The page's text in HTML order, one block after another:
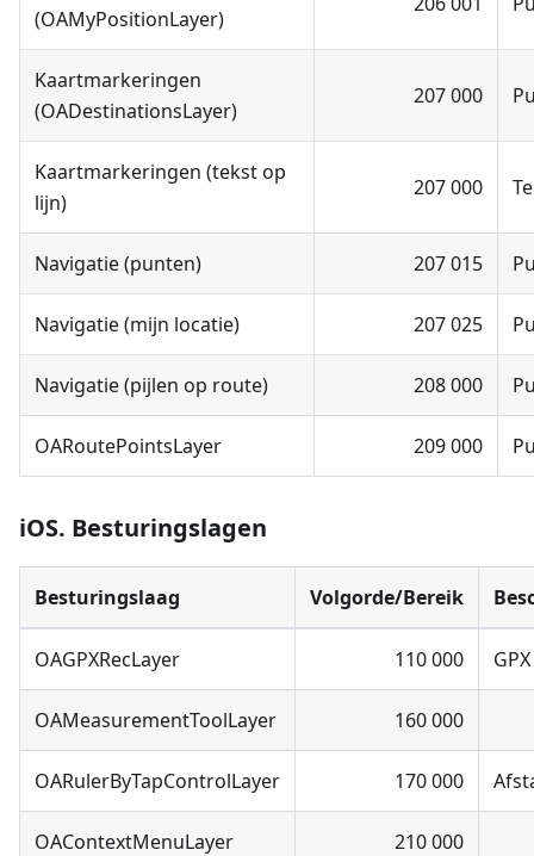
(OAMyPositionLayer)
Kaartmarkeringen
(OADestinationsLayer)
207 000
Kaartmarkeringen (tekst op
lijn)
207 000
Navigatie (punten) 207 015
Navigatie (mijn locatie) 207 025
Navigatie (pijlen op route) 208 000
OARoutePointsLayer 209 000
iOS. Besturingslagen
Besturingslaag Volgorde/Bereik
OAGPXRecLayer 110 000
OAMeasurementToolLayer 160 000
OARulerByTapControlLayer 170 000
OAContextMenuLayer 210 000